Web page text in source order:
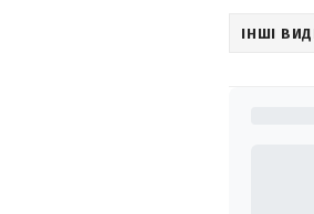
ІНШІ